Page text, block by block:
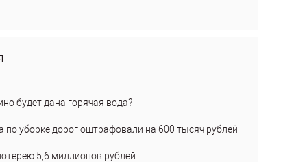
будет дана горячая вода?
по уборке дорог оштрафовали на 600 тысяч рублей
5,6 миллионов рублей